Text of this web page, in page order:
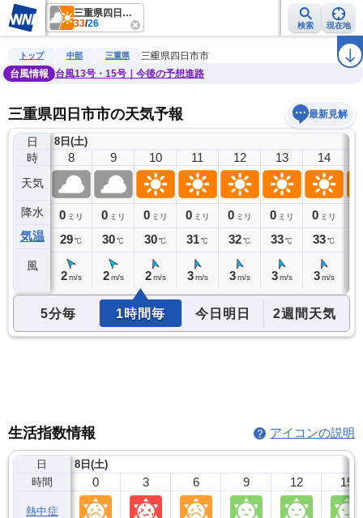
三重県四日市市
33/26 検索 現在地
雨雲レーダー 台風情報 地震情報 ラ
トップ 中部 三重県
三重県四日市市
台風情報
台風13号・15号｜今後の予想進路
三重県四日市市の天気予報 最新見解
日
時
天気
降水
気温
風
8日(土)
7
0ミリ
28℃
8
0 ミリ
29℃
2 m/s
9
0 ミリ
30℃
2 m/s
10
0 ミリ
30℃
2 m/s
11
0 ミリ
31℃
3 m/s
12
0 ミリ
32℃
3 m/s
13
0 ミリ
33℃
3 m/s
14
0 ミリ
33℃
3 m/s
5分毎 1時間毎 今日明日 2週間天気
生活指数情報 アイコンの説明
日
時間
熱中症
8日(土)
0 3 6 9 12 15